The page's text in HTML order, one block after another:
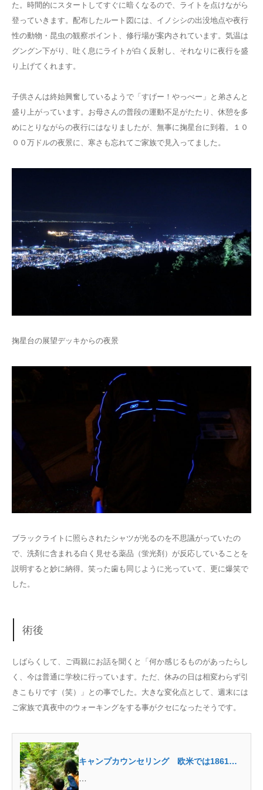
た。時間的にスタートしてすぐに暗くなるので、ライトを点けながら
登っていきます。配布したルート図には、イノシシの出没地点や夜行
性の動物・昆虫の観察ポイント、修行場が案内されています。気温は
グングン下がり、吐く息にライトが白く反射し、それなりに夜行を盛
り上げてくれます。
子供さんは終始興奮しているようで「すげー！やっべー」と弟さんと
盛り上がっています。お母さんの普段の運動不足がたたり、休憩を多
めにとりながらの夜行にはなりましたが、無事に掬星台に到着。１０
００万ドルの夜景に、寒さも忘れてご家族で見入ってました。
掬星台の展望デッキからの夜景
ブラックライトに照らされたシャツが光るのを不思議がっていたの
で、洗剤に含まれる白く見せる薬品（蛍光剤）が反応していることを
説明すると妙に納得。笑った歯も同じように光っていて、更に爆笑で
した。
術後
しばらくして、ご両親にお話を聞くと「何か感じるものがあったらし
く、今は普通に学校に行っています。ただ、休みの日は相変わらず引
きこもりです（笑）」との事でした。大きな変化点として、週末には
ご家族で真夜中のウォーキングをする事がクセになったそうです。
キャンプカウンセリング 欧米では1861年